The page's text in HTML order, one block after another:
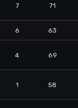
7 71
6
63
4 69
1 58